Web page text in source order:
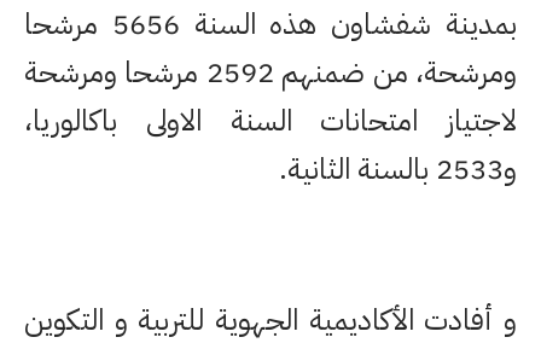
بمدينة شفشاون هذه السنة 5656 مرشحا
ومرشحة، من ضمنهم 2592 مرشحا ومرشحة
لاجتياز امتحانات السنة الاولى باكالوريا،
و2533 بالسنة الثانية.
و أفادت الأكاديمية الجهوية للتربية و التكوين